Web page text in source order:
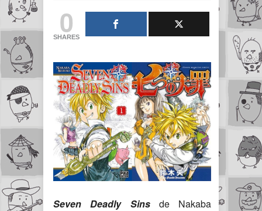
0
SHARES
Seven Deadly Sinsde Nakaba